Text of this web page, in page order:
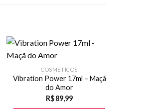
COSMÉTICOS
Vibration Power 17ml – Maçã
do Amor
R$ 89,99